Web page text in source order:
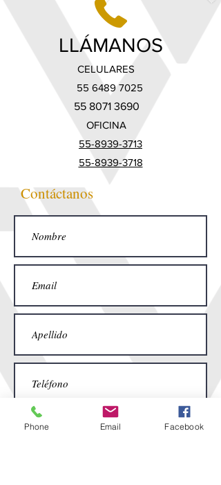
LLÁMANOS
CELULARES
55 6489 7025
55 8071 3690
OFICINA
55-8939-3713
55-8939-3718
Contáctanos
Phone Email Facebook